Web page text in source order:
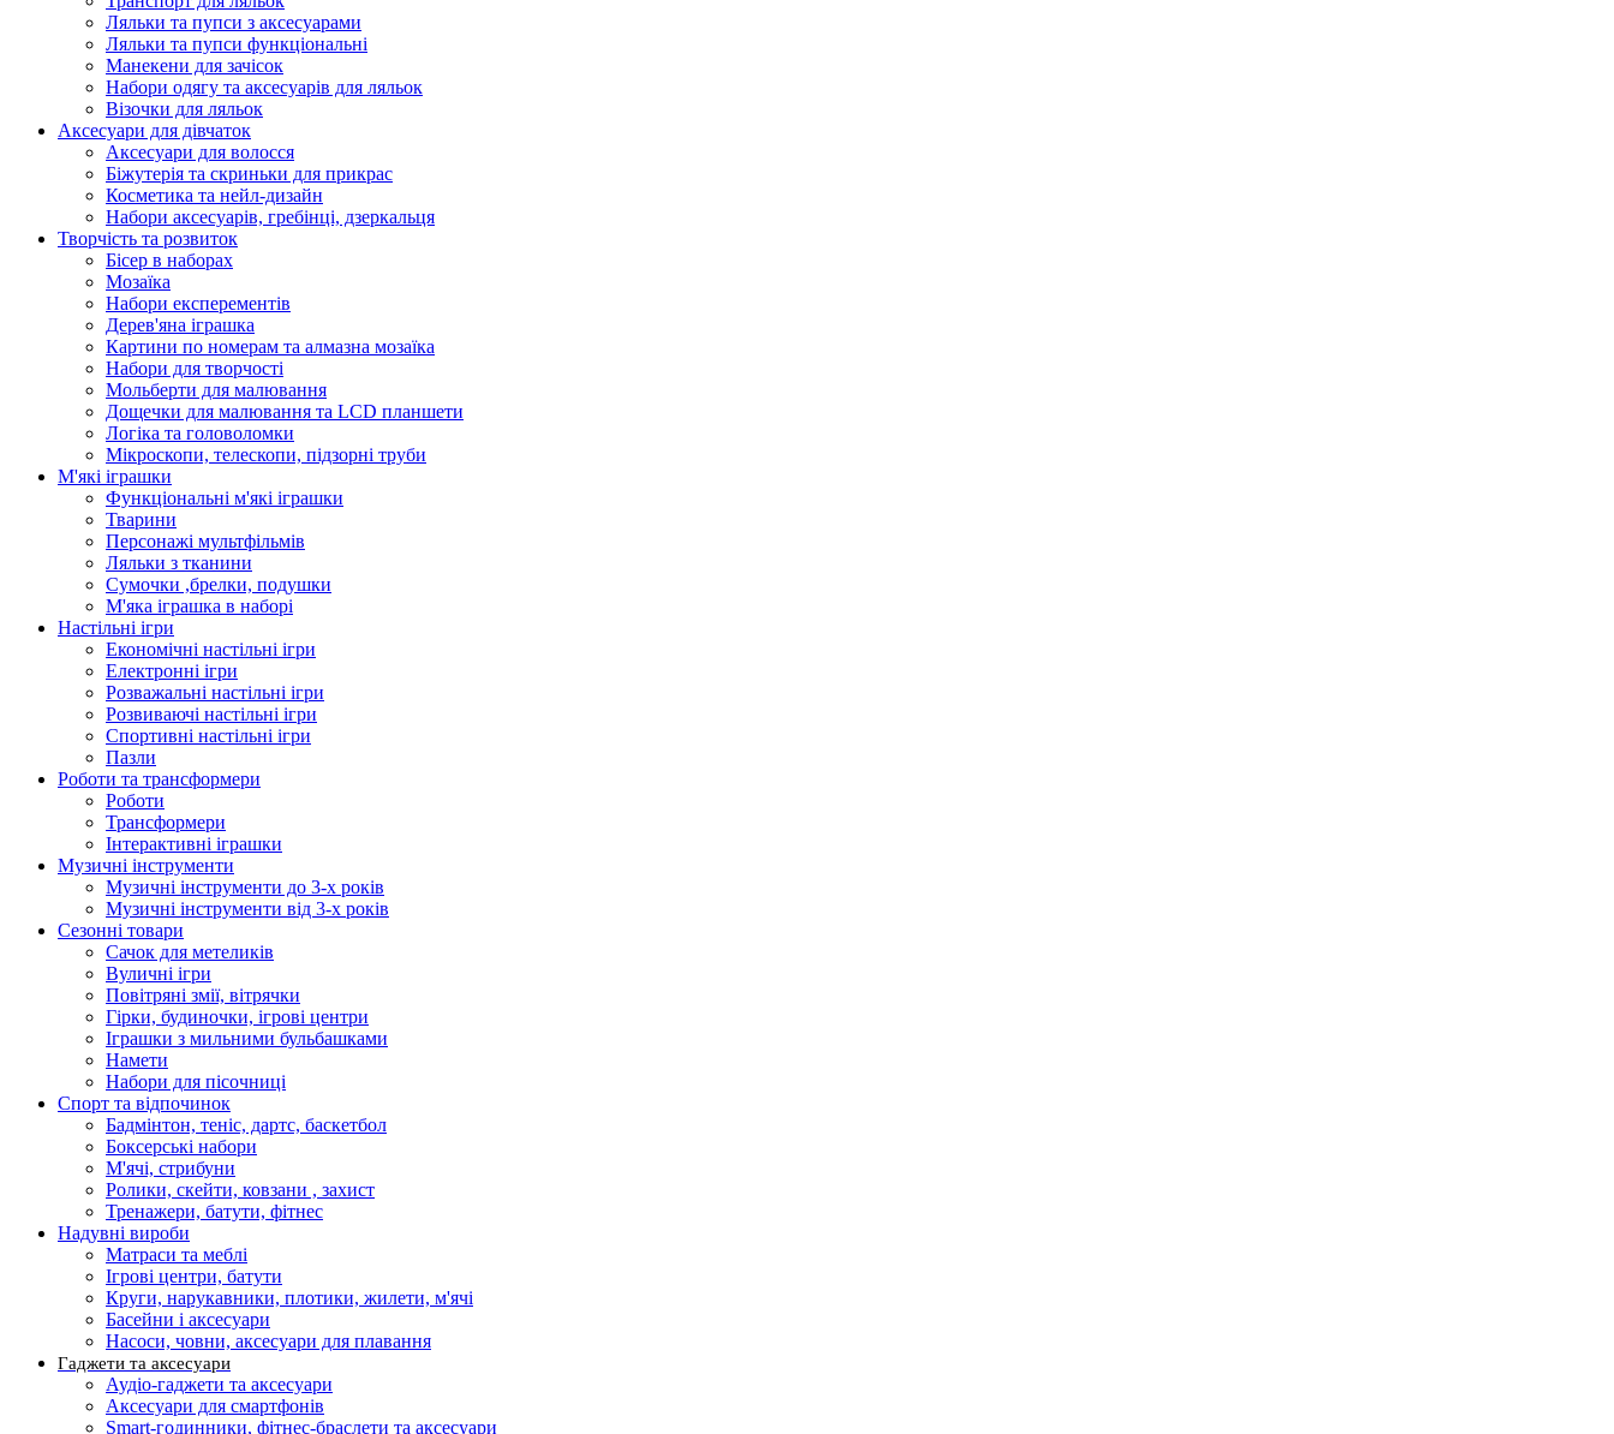
Ляльки та пупси з аксесуарами
Ляльки та пупси функціональні
Манекени для зачісок
Набори одягу та аксесуарів для ляльок
Візочки для ляльок
Аксесуари для дівчаток
Аксесуари для волосся
Біжутерія та скриньки для прикрас
Косметика та нейл-дизайн
Набори аксесуарів, гребінці, дзеркальця
Творчість та розвиток
Бісер в наборах
Мозаїка
Набори експерементів
Дерев'яна іграшка
Картини по номерам та алмазна мозаїка
Набори для творчості
Мольберти для малювання
Дощечки для малювання та LCD планшети
Логіка та головоломки
Мікроскопи, телескопи, підзорні труби
М'які іграшки
Функціональні м'які іграшки
Тварини
Персонажі мультфільмів
Ляльки з тканини
Сумочки ,брелки, подушки
М'яка іграшка в наборі
Настільні ігри
Економічні настільні ігри
Електронні ігри
Розважальні настільні ігри
Розвиваючі настільні ігри
Спортивні настільні ігри
Пазли
Роботи та трансформери
Роботи
Трансформери
Інтерактивні іграшки
Музичні інструменти
Музичні інструменти до 3-х років
Музичні інструменти від 3-х років
Сезонні товари
Сачок для метеликів
Вуличні ігри
Повітряні змії, вітрячки
Гірки, будиночки, ігрові центри
Іграшки з мильними бульбашками
Намети
Набори для пісочниці
Спорт та відпочинок
Бадмінтон, теніс, дартс, баскетбол
Боксерські набори
М'ячі, стрибуни
Ролики, скейти, ковзани , захист
Тренажери, батути, фітнес
Надувні вироби
Матраси та меблі
Ігрові центри, батути
Круги, нарукавники, плотики, жилети, м'ячі
Басейни і аксесуари
Насоси, човни, аксесуари для плавання
Гаджети та аксесуари
Аудіо-гаджети та аксесуари
Аксесуари для смартфонів
Smart-годинники, фітнес-браслети та аксесуари